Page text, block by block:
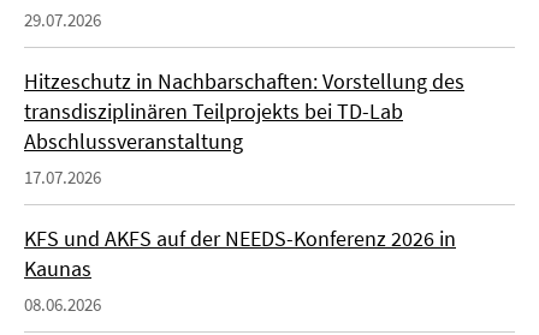
29.07.2026
Hitzeschutz in Nachbarschaften: Vorstellung des
transdisziplinären Teilprojekts bei TD-Lab
Abschlussveranstaltung
17.07.2026
KFS und AKFS auf der NEEDS-Konferenz 2026 in
Kaunas
08.06.2026